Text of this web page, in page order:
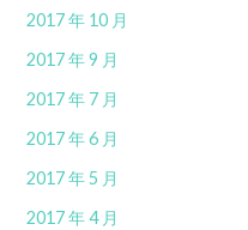
2017 年 10 月
2017 年 9 月
2017 年 7 月
2017 年 6 月
2017 年 5 月
2017 年 4 月